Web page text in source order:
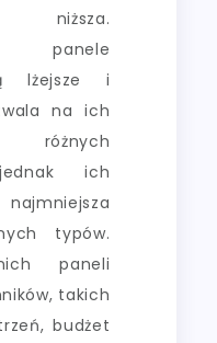
panele
lżejsze i
na ich
ich
typów.
paneli
takich
budżet